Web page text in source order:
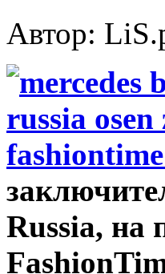
Автор:
Russia, на